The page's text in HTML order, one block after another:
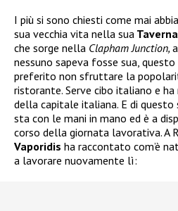
I più si sono chiesti come mai
sua vecchia vita nella sua
che sorge nella Clapham Junction,
nessuno sapeva fosse sua,
preferito non sfruttare la
ristorante. Serve cibo italiano e
della capitale italiana. E di
sta con le mani in mano ed è a
corso della giornata lavorativa. A
Vaporidis ha raccontato com’è
a lavorare nuovamente lì: